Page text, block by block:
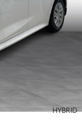
HYBRID